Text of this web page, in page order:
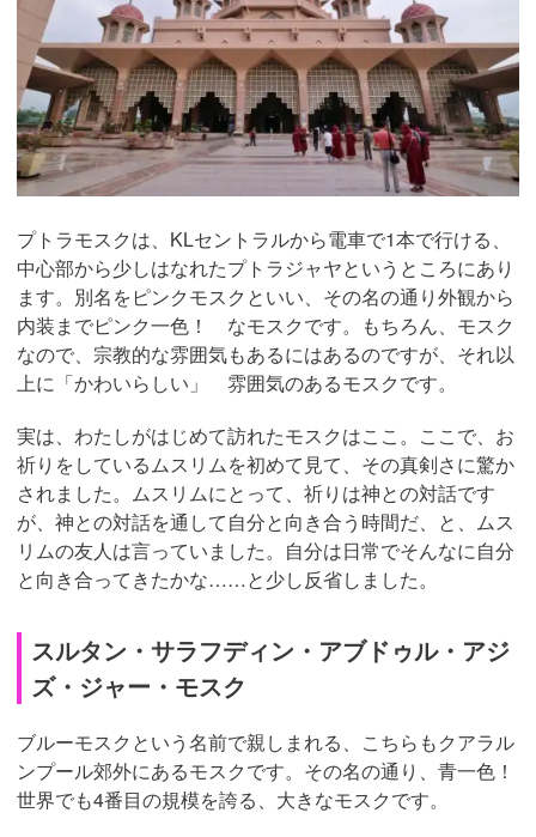
プトラモスクは、KLセントラルから電車で1本で行ける、
中心部から少しはなれたプトラジャヤというところにあり
ます。別名をピンクモスクといい、その名の通り外観から
内装までピンク一色！ なモスクです。もちろん、モスク
なので、宗教的な雰囲気もあるにはあるのですが、それ以
上に「かわいらしい」 雰囲気のあるモスクです。
実は、わたしがはじめて訪れたモスクはここ。ここで、お
祈りをしているムスリムを初めて見て、その真剣さに驚か
されました。ムスリムにとって、祈りは神との対話です
が、神との対話を通して自分と向き合う時間だ、と、ムス
リムの友人は言っていました。自分は日常でそんなに自分
と向き合ってきたかな……と少し反省しました。
スルタン・サラフディン・アブドゥル・アジ
ズ・ジャー・モスク
ブルーモスクという名前で親しまれる、こちらもクアラル
ンプール郊外にあるモスクです。その名の通り、青一色！
世界でも4番目の規模を誇る、大きなモスクです。